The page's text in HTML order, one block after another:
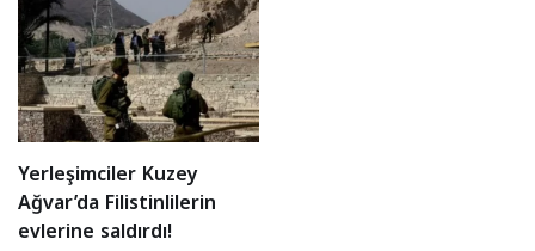
Yerleşimciler Kuzey
Ağvar’da Filistinlilerin
evlerine saldırdı!